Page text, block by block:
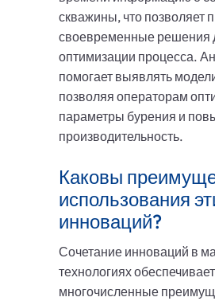
скважины, что позволяет
своевременные решения
оптимизации процесса.
помогает выявлять
позволяя операторам
параметры бурения и
производительность.
Каковы
использования
инноваций?
Сочетание инноваций в
технологиях обеспечивает
многочисленные